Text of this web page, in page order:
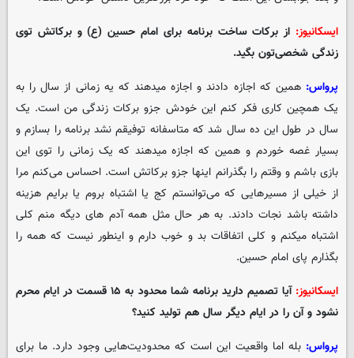
ایسکانیوز: از برکات ساخت برنامه برای امام حسین (ع) و برکاتش توی
زندگی شخصی‌تون بگید.
پرواس: همین که اجازه دادند و اجازه میدهند که یه زمانی از سال را به
یک همچین کاری فکر کنم این خودش جزو برکات زندگی من است. یک
سال در طول این ده سال شد که متاسفانه توفیقم نشد برنامه را بسازم و
بسیار غصه خوردم و همین که اجازه میدهند که یک زمانی را توی این
بازی باشم و وقتم را بگذرانم اینها جزو برکاتش است. احساس می‌کنم مرا
از خیلی از مسیرهایی که می‌توانستم کج یا اشتباه بروم یا برایم هزینه
داشته باشد نجات دادند. به هر حال مثل همه آدم های دیگه منم کلی
اشتباه میکنم و کلی اتفاقات بد و خوب دارم و اینطور نیست که همه را
بگذارم پای امام حسین.
ایسکانیوز:
آیا تصمیم دارید برنامه شما محدود به ۱۵ قسمت در ایام محرم
نشود و آن را در ایام دیگر سال هم تولید کنید؟
پرواس: بله اما واقعیت این است که محدودیت‌هایی وجود دارد. ما برای